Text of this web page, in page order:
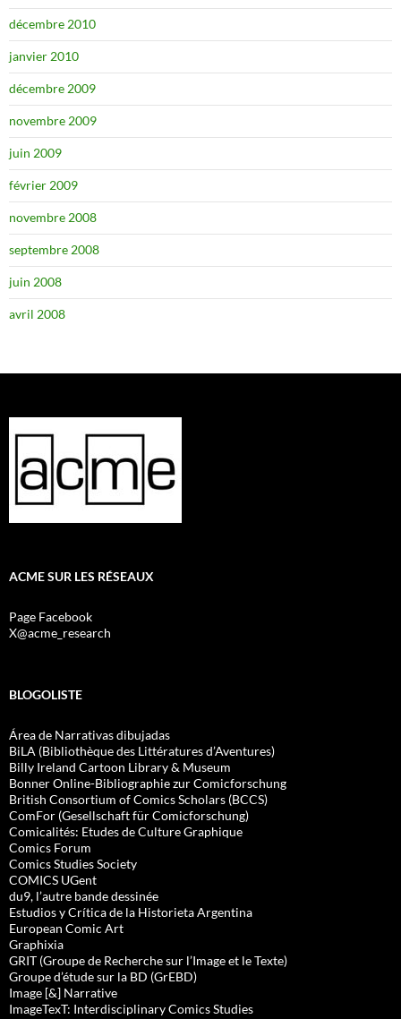
décembre 2010
janvier 2010
décembre 2009
novembre 2009
juin 2009
février 2009
novembre 2008
septembre 2008
juin 2008
avril 2008
ACME SUR LES RÉSEAUX
Page Facebook
X@acme_research
BLOGOLISTE
Área de Narrativas dibujadas
BiLA (Bibliothèque des Littératures d’Aventures)
Billy Ireland Cartoon Library & Museum
Bonner Online-Bibliographie zur Comicforschung
British Consortium of Comics Scholars (BCCS)
ComFor (Gesellschaft für Comicforschung)
Comicalités: Etudes de Culture Graphique
Comics Forum
Comics Studies Society
COMICS UGent
du9, l’autre bande dessinée
Estudios y Crítica de la Historieta Argentina
European Comic Art
Graphixia
GRIT (Groupe de Recherche sur l’Image et le Texte)
Groupe d’étude sur la BD (GrEBD)
Image [&] Narrative
ImageTexT: Interdisciplinary Comics Studies